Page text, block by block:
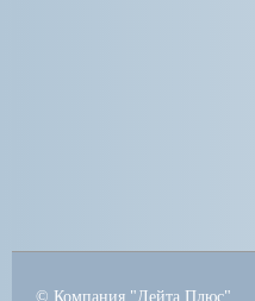
© Компания "Дейта Плюс"